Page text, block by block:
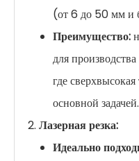
(от 6 до 50 мм и
Преимущество:
для
где
основной задачей.
Лазерная резка:
Идеально